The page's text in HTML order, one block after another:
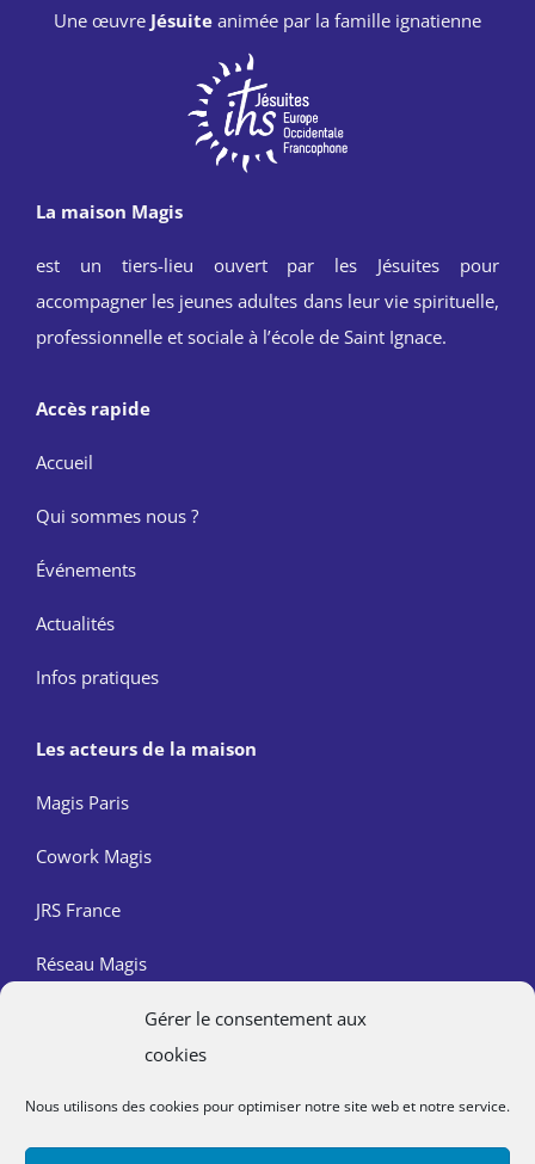
Gérer le consentement aux
cookies
Nous utilisons des cookies pour optimiser notre site web et notre service.
Une œuvre Jésuite animée par la famille ignatienne
La maison Magis
est un tiers-lieu ouvert par les Jésuites pour
accompagner les jeunes adultes dans leur vie spirituelle,
professionnelle et sociale à l’école de Saint Ignace.
Accès rapide
Accueil
Qui sommes nous ?
Événements
Actualités
Infos pratiques
Les acteurs de la maison
Magis Paris
Cowork Magis
JRS France
Réseau Magis
Mentions légales